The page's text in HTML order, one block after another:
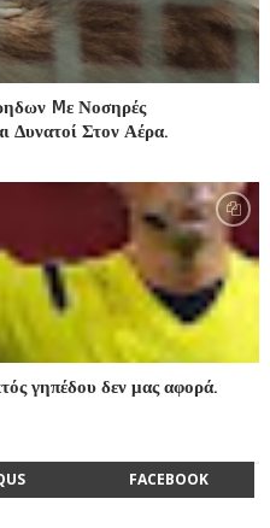
Mε Νοσηρές
Δυνατοί Στον Αέρα.
γηπέδου δεν μας αφορά.
FACEBOOK